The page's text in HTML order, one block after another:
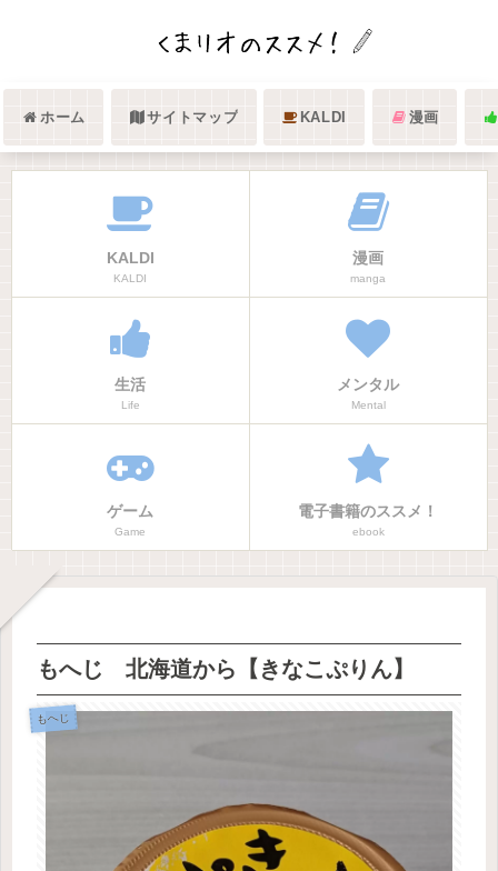
ホーム サイトマップ KALDI 漫画
KALDI
KALDI
漫画
manga
生活
Life
メンタル
Mental
ゲーム
Game
電子書籍のススメ！
ebook
もへじ 北海道から【きなこぷりん】
もへじ